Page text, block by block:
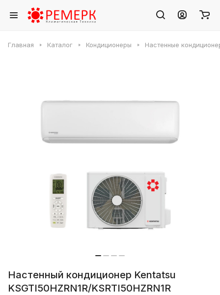
Главная Каталог Кондиционеры Настенные
Настенный кондиционер Kentatsu
KSGTI50HZRN1R/KSRTI50HZRN1R